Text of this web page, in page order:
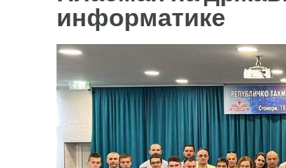
информатике